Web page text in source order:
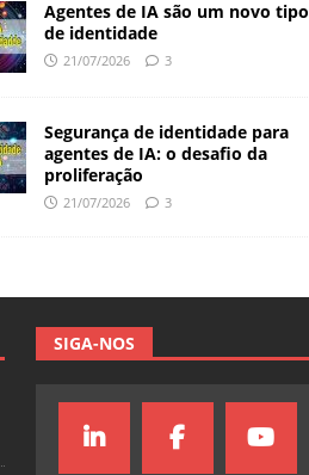
Agentes de IA são um novo tipo
de identidade
21/07/2026 3
Segurança de identidade para
agentes de IA: o desafio da
proliferação
21/07/2026 3
SIGA-NOS